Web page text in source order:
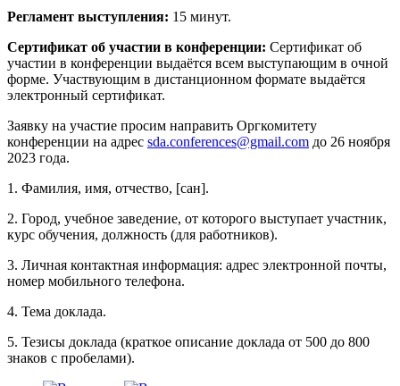
Регламент выступления: 15 минут.
Сертификат об участии в конференции: Сертификат об
участии в конференции выдаётся всем выступающим в очной
форме. Участвующим в дистанционном формате выдаётся
электронный сертификат.
Заявку на участие просим направить Оргкомитету
конференции на адрес sda.conferences@gmail.com до 26 ноября
2023 года.
1. Фамилия, имя, отчество, [сан].
2. Город, учебное заведение, от которого выступает участник,
курс обучения, должность (для работников).
3. Личная контактная информация: адрес электронной почты,
номер мобильного телефона.
4. Тема доклада.
5. Тезисы доклада (краткое описание доклада от 500 до 800
знаков с пробелами).